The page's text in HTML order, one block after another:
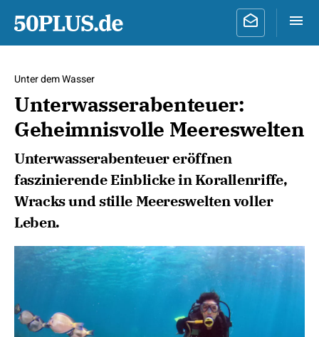
Unter dem Wasser
Unterwasserabenteuer:
Geheimnisvolle Meereswelten
Unterwasserabenteuer eröffnen
faszinierende Einblicke in Korallenriffe,
Wracks und stille Meereswelten voller
Leben.